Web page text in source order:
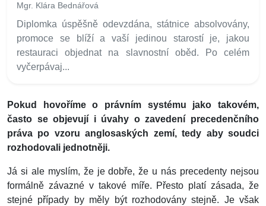
Mgr. Klára Bednářová
Diplomka úspěšně odevzdána, státnice absolvovány,
promoce se blíží a vaší jedinou starostí je, jakou
restauraci objednat na slavnostní oběd. Po celém
vyčerpávaj...
Pokud hovoříme o právním systému jako takovém,
často se objevují i úvahy o zavedení precedenčního
práva po vzoru anglosaských zemí, tedy aby soudci
rozhodovali jednotněji.
Já si ale myslím, že je dobře, že u nás precedenty nejsou
formálně závazné v takové míře. Přesto platí zásada, že
stejné případy by měly být rozhodovány stejně. Je však